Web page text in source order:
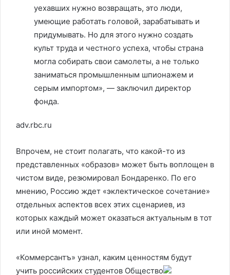
уехавших нужно возвращать, это люди,
умеющие работать головой, зарабатывать и
придумывать. Но для этого нужно создать
культ труда и честного успеха, чтобы страна
могла собирать свои самолеты, а не только
заниматься промышленным шпионажем и
серым импортом», — заключил директор
фонда.
adv.rbc.ru
Впрочем, не стоит полагать, что какой-то из
представленных «образов» может быть воплощен в
чистом виде, резюмировал Бондаренко. По его
мнению, Россию ждет «эклектическое сочетание»
отдельных аспектов всех этих сценариев, из
которых каждый может оказаться актуальным в тот
или иной момент.
«Коммерсантъ» узнал, каким ценностям будут
учить российских студентов Общество